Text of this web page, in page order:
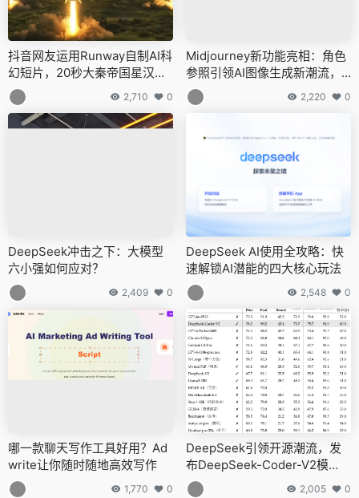
抖音网友运用Runway自制AI科
幻短片，20秒大秦帝国星汉远
征引爆网络，获赞4.9万2,710 0
Midjourney新功能亮相：角色
参照引领AI图像生成新潮流，
网友惊叹“改变游戏规则”2,220 0
DeepSeek冲击之下：大模型
六小强如何应对？
2,409 0
DeepSeek AI使用全攻略：快
速解锁AI潜能的四大核心玩法
2,548 0
哪一款聊天写作工具好用？Ad
write让你随时随地高效写作
1,770 0
DeepSeek引领开源潮流，发
布DeepSeek-Coder-V2模
型，超越GPT-4-Turbo2,005 0